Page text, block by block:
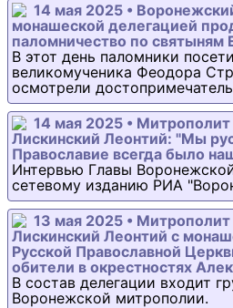
14 мая 2025 •
монашеской делегацией
паломничество по святыням
В этот день паломники
великомученика Феодора
осмотрели
14 мая 2025 •
Лискинский Леонтий: "Мы
Православие всегда было
Интервью Главы
сетевому изданию РИА
13 мая 2025 •
Лискинский Леонтий с
Русской Православной
обители в окрестностях
В состав делегации входит
Воронежской митрополии.